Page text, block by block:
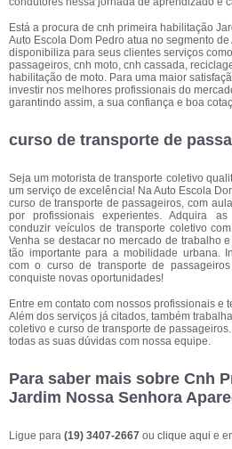
Está a procura de cnh primeira habilitação
Auto Escola Dom Pedro atua no segmento
disponibiliza para seus clientes serviços
passageiros, cnh moto, cnh cassada,
habilitação de moto. Para uma maior
investir nos melhores profissionais do
garantindo assim, a sua confiança e boa
curso de transporte de
Seja um motorista de transporte coletivo
um serviço de excelência! Na Auto Escola
curso de transporte de passageiros, com
por profissionais experientes. Adquira
conduzir veículos de transporte coletivo
Venha se destacar no mercado de trabalho
tão importante para a mobilidade urbana.
com o curso de transporte de
conquiste novas oportunidades!
Entre em contato com nossos profissionais e
Além dos serviços já citados, também
coletivo e curso de transporte de
todas as suas dúvidas com nossa equipe.
Para saber mais sobre Cnh
Jardim Nossa Senhora
Ligue para (19) 3407-2667 ou clique aqui e